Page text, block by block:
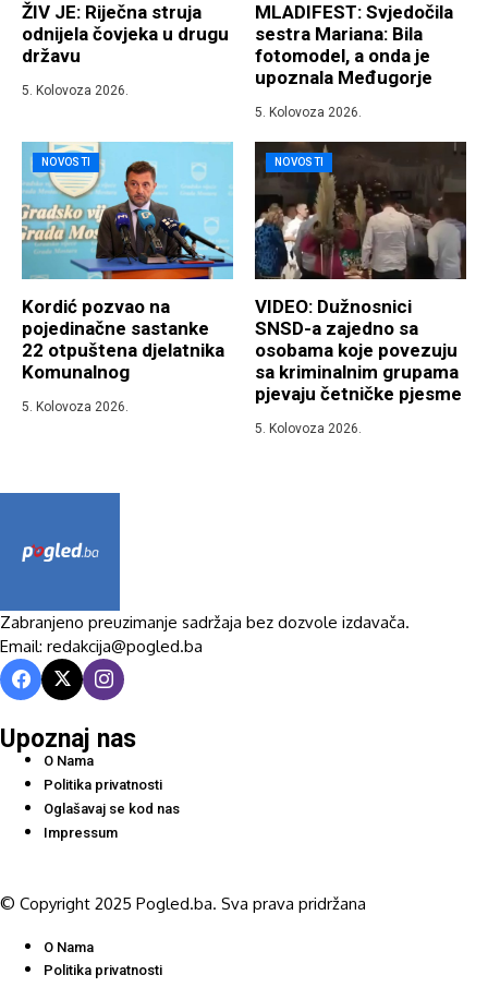
ŽIV JE: Riječna struja
odnijela čovjeka u drugu
državu
5. Kolovoza 2026.
MLADIFEST: Svjedočila
sestra Mariana: Bila
fotomodel, a onda je
upoznala Međugorje
5. Kolovoza 2026.
NOVOSTI
Kordić pozvao na
pojedinačne sastanke
22 otpuštena djelatnika
Komunalnog
5. Kolovoza 2026.
NOVOSTI
VIDEO: Dužnosnici
SNSD-a zajedno sa
osobama koje povezuju
sa kriminalnim grupama
pjevaju četničke pjesme
5. Kolovoza 2026.
Zabranjeno preuzimanje sadržaja bez dozvole izdavača.
Email: redakcija@pogled.ba
Upoznaj nas
O Nama
Politika privatnosti
Oglašavaj se kod nas
Impressum
© Copyright 2025 Pogled.ba. Sva prava pridržana
O Nama
Politika privatnosti